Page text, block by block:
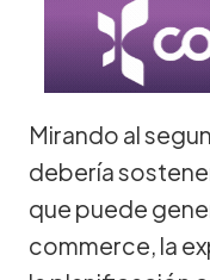
Mirando al
debería
que puede
commerce, la